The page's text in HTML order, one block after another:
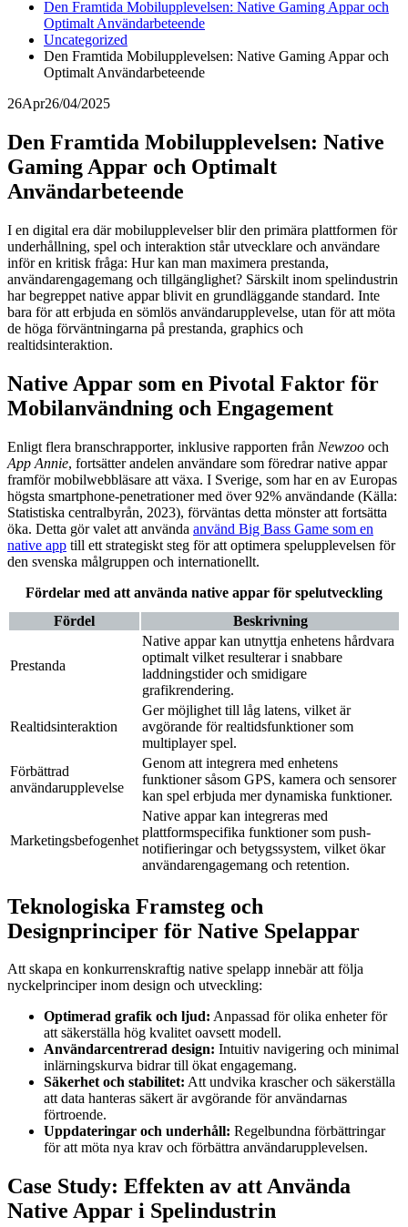
Den Framtida Mobilupplevelsen: Native Gaming Appar och
Optimalt Användarbeteende
Uncategorized
Den Framtida Mobilupplevelsen: Native Gaming Appar och
Optimalt Användarbeteende
26Apr26/04/2025
Den Framtida Mobilupplevelsen: Native
Gaming Appar och Optimalt
Användarbeteende
I en digital era där mobilupplevelser blir den primära plattformen för
underhållning, spel och interaktion står utvecklare och användare
inför en kritisk fråga: Hur kan man maximera prestanda,
användarengagemang och tillgänglighet? Särskilt inom spelindustrin
har begreppet native apparblivit en grundläggande standard. Inte
bara för att erbjuda en sömlös användarupplevelse, utan för att möta
de höga förväntningarna på prestanda, graphics och
realtidsinteraktion.
Native Appar som en Pivotal Faktor för
Mobilanvändning och Engagement
Enligt flera branschrapporter, inklusive rapporten från Newzoo och
App Annie, fortsätter andelen användare som föredrar native appar
framför mobilwebbläsare att växa. I Sverige, som har en av Europas
högsta smartphone-penetrationer med över 92% användande (Källa:
Statistiska centralbyrån, 2023), förväntas detta mönster att fortsätta
öka. Detta gör valet att använda använd Big Bass Game som en
native app till ett strategiskt steg för att optimera spelupplevelsen för
den svenska målgruppen och internationellt.
Fördelar med att använda native appar för spelutveckling
Fördel
Beskrivning
Prestanda
Native appar kan utnyttja enhetens hårdvara
optimalt vilket resulterar i snabbare
laddningstider och smidigare
grafikrendering.
Realtidsinteraktion
Ger möjlighet till låg latens, vilket är
avgörande för realtidsfunktioner som
multiplayer spel.
Förbättrad
användarupplevelse
Genom att integrera med enhetens
funktioner såsom GPS, kamera och sensorer
kan spel erbjuda mer dynamiska funktioner.
Marketingsbefogenhet
Native appar kan integreras med
plattformspecifika funktioner som push-
notifieringar och betygssystem, vilket ökar
användarengagemang och retention.
Teknologiska Framsteg och
Designprinciper för Native Spelappar
Att skapa en konkurrenskraftig native spelapp innebär att följa
nyckelprinciper inom design och utveckling:
Optimerad grafik och ljud: Anpassad för olika enheter för
att säkerställa hög kvalitet oavsett modell.
Användarcentrerad design: Intuitiv navigering och minimal
inlärningskurva bidrar till ökat engagemang.
Säkerhet och stabilitet: Att undvika krascher och säkerställa
att data hanteras säkert är avgörande för användarnas
förtroende.
Uppdateringar och underhåll: Regelbundna förbättringar
för att möta nya krav och förbättra användarupplevelsen.
Case Study: Effekten av att Använda
Native Appar i Spelindustrin